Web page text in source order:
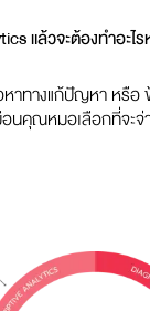
แล้วจะต้องทำอะไ
หาทางแก้ปัญหา หรือ
นคุณหมอเลือกที่จะจ่า